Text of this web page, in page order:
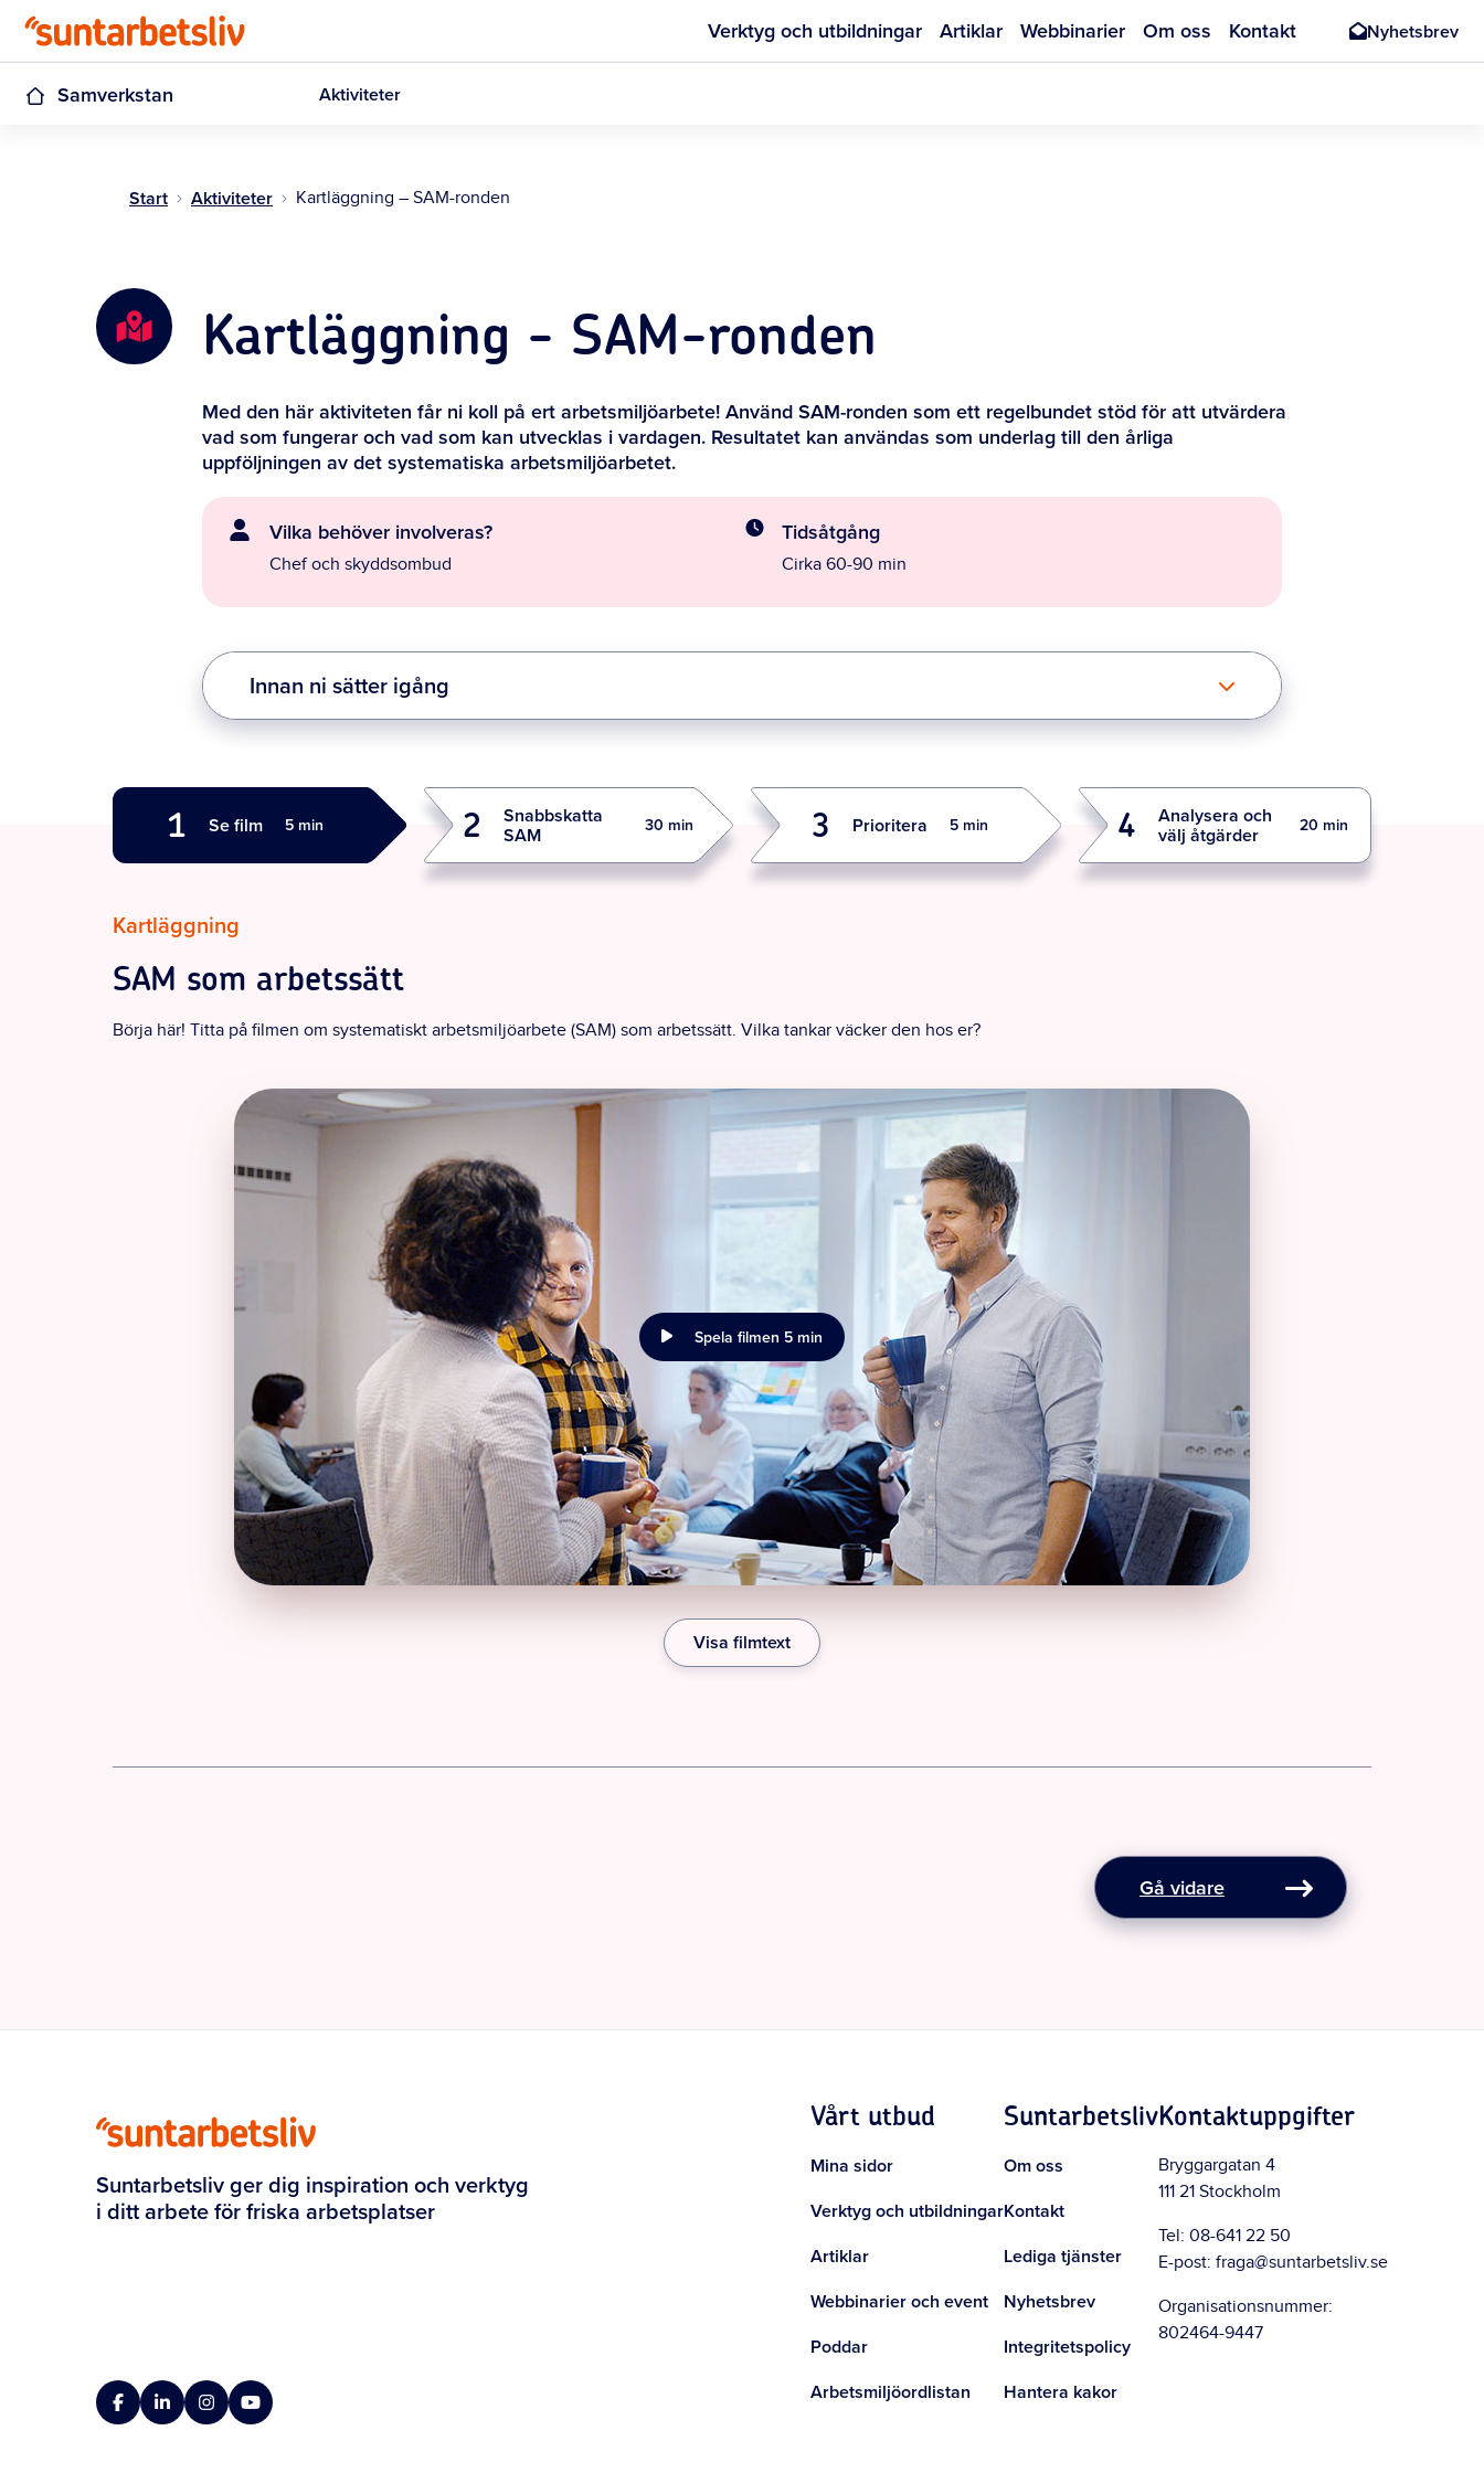
Verktyg och utbildningar Artiklar Webbinarier Om oss Kontakt Nyhetsbrev
Samverkstan Aktiviteter
Start Aktiviteter Kartläggning – SAM-ronden
Kartläggning - SAM-ronden
Med den här aktiviteten får ni koll på ert arbetsmiljöarbete! Använd SAM-ronden som ett regelbundet stöd för att utvärdera
vad som fungerar och vad som kan utvecklas i vardagen. Resultatet kan användas som underlag till den årliga
uppföljningen av det systematiska arbetsmiljöarbetet.
Vilka behöver involveras?
Chef och skyddsombud
Tidsåtgång
Cirka 60-90 min
Innan ni sätter igång
1 Se film 5 min 2 Snabbskatta
SAM 30 min 3 Prioritera 5 min 4 Analysera och
välj åtgärder 20 min
Kartläggning
SAM som arbetssätt
Börja här! Titta på filmen om systematiskt arbetsmiljöarbete (SAM) som arbetssätt. Vilka tankar väcker den hos er?
Spela filmen 5 min
Visa filmtext
Gå vidare
Suntarbetsliv ger dig inspiration och verktyg
i ditt arbete för friska arbetsplatser
FacebookLinkedInInstagramYouTube
Vårt utbud
Mina sidor
Verktyg och utbildningar
Artiklar
Webbinarier och event
Poddar
Arbetsmiljöordlistan
Suntarbetsliv
Om oss
Kontakt
Lediga tjänster
Nyhetsbrev
Integritetspolicy
Hantera kakor
Kontaktuppgifter
Bryggargatan 4
111 21 Stockholm
Tel: 08-641 22 50
E-post: fraga@suntarbetsliv.se
Organisationsnummer:
802464-9447